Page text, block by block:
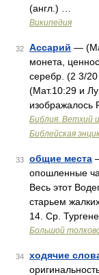
(англ.) …
Википедия
32 Ассарий —
монета,
серебр. (2 3/
(Мат.10:29 и
изображалось
Библия. Ветхий
Библейская
33 общие места
опошленные
Весь этот
старьем
14. Ср.
Большой
34 ходячие